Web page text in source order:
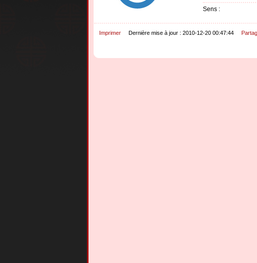
Sens :
Imprimer Dernière mise à jour : 2010-12-20 00:47:44